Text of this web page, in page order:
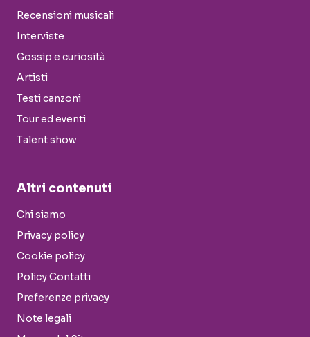
Recensioni musicali
Interviste
Gossip e curiosità
Artisti
Testi canzoni
Tour ed eventi
Talent show
Altri contenuti
Chi siamo
Privacy policy
Cookie policy
Policy Contatti
Preferenze privacy
Note legali